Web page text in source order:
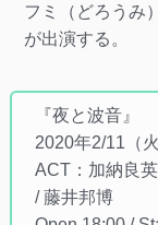
フミ（どろうみ
が出演する。
『夜と波音』
2020年2/11（
ACT：加納良
/ 藤井邦博